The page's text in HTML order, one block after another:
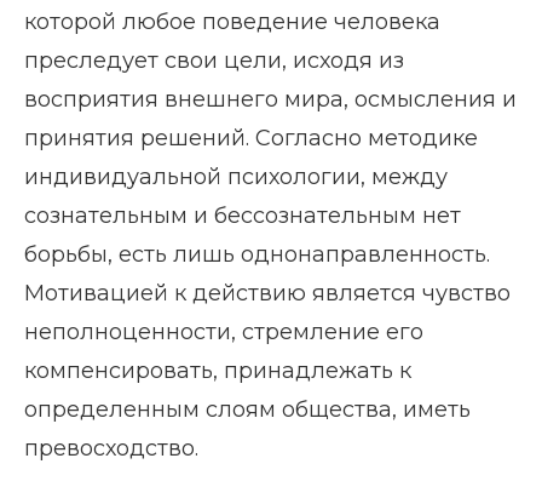
которой любое поведение человека
преследует свои цели, исходя из
восприятия внешнего мира, осмысления и
принятия решений. Согласно методике
индивидуальной психологии, между
сознательным и бессознательным нет
борьбы, есть лишь однонаправленность.
Мотивацией к действию является чувство
неполноценности, стремление его
компенсировать, принадлежать к
определенным слоям общества, иметь
превосходство.